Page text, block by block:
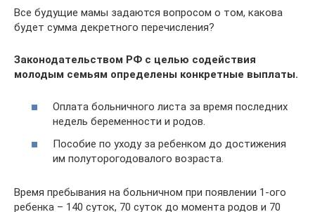
Все будущие мамы задаются вопросом о том, какова
будет сумма декретного перечисления?
Законодательством РФ с целью содействия
молодым семьям определены конкретные выплаты.
Оплата больничного листа за время последних
недель беременности и родов.
Пособие по уходу за ребенком до достижения
им полуторогодовалого возраста.
Время пребывания на больничном при появлении 1-ого
ребенка – 140 суток, 70 суток до момента родов и 70